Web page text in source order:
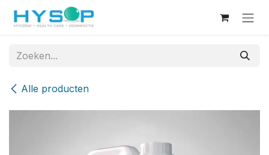
Overslaan naar inhoud
Alle producten